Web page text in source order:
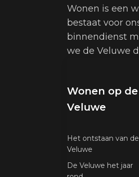
Wonen is een
bestaat voor
binnendienst
we de Veluwe
Wonen op de
Veluwe
Het ontstaan van de
Veluwe
De Veluwe het jaar